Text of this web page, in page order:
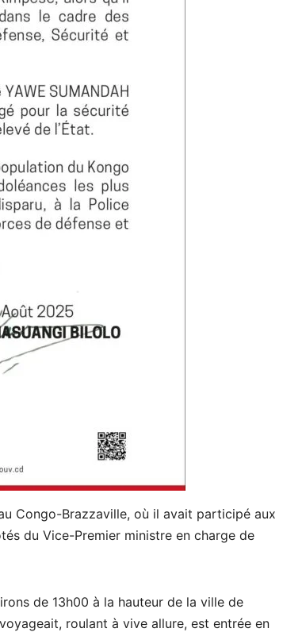
Congo-Brazzaville, où il avait participé aux
du Vice-Premier ministre en charge de
de 13h00 à la hauteur de la ville de
roulant à vive allure, est entrée en